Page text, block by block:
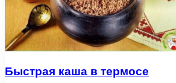
Быстрая каша в термосе